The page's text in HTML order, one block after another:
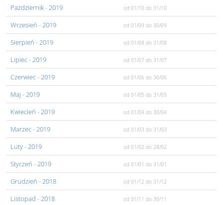
Pażdziernik- 2019 od 01/10 do 31/10
Wrzesień - 2019 od 01/09 do 30/09
Sierpień - 2019 od 01/08 do 31/08
Lipiec- 2019 od 01/07 do 31/07
Czerwiec- 2019 od 01/06 do 30/06
Maj - 2019 od 01/05 do 31/05
Kwiecień - 2019 od 01/04 do 30/04
Marzec- 2019 od 01/03 do 31/03
Luty- 2019 od 01/02 do 28/02
Styczeń - 2019 od 01/01 do 31/01
Grudzień - 2018 od 01/12 do 31/12
Listopad - 2018 od 01/11 do 30/11